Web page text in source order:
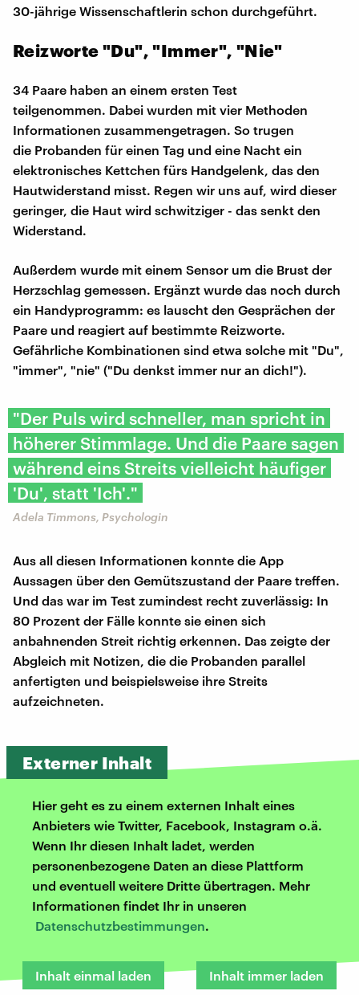
30-jährige Wissenschaftlerin schon durchgeführt.
Reizworte "Du", "Immer", "Nie"
34 Paare haben an einem ersten Test
teilgenommen. Dabei wurden mit vier Methoden
Informationen zusammengetragen. So trugen
die Probanden für einen Tag und eine Nacht ein
elektronisches Kettchen fürs Handgelenk, das den
Hautwiderstand misst. Regen wir uns auf, wird dieser
geringer, die Haut wird schwitziger - das senkt den
Widerstand.
Außerdem wurde mit einem Sensor um die Brust der
Herzschlag gemessen. Ergänzt wurde das noch durch
ein Handyprogramm: es lauscht den Gesprächen der
Paare und reagiert auf bestimmte Reizworte.
Gefährliche Kombinationen sind etwa solche mit "Du",
"immer", "nie" ("Du denkst immer nur an dich!").
"Der Puls wird schneller, man spricht in
höherer Stimmlage. Und die Paare sagen
während eins Streits vielleicht häufiger
'Du', statt 'Ich'."
Adela Timmons, Psychologin
Aus all diesen Informationen konnte die App
Aussagen über den Gemütszustand der Paare treffen.
Und das war im Test zumindest recht zuverlässig: In
80 Prozent der Fälle konnte sie einen sich
anbahnenden Streit richtig erkennen. Das zeigte der
Abgleich mit Notizen, die die Probanden parallel
anfertigten und beispielsweise ihre Streits
aufzeichneten.
Externer Inhalt
Hier geht es zu einem externen Inhalt eines
Anbieters wie Twitter, Facebook, Instagram o.ä.
Wenn Ihr diesen Inhalt ladet, werden
personenbezogene Daten an diese Plattform
und eventuell weitere Dritte übertragen. Mehr
Informationen findet Ihr in unseren
Datenschutzbestimmungen.
Inhalt einmal laden Inhalt immer laden